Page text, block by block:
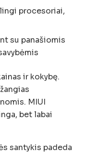
procesoriai,
su panašiomis
ir kokybę.
MIUI
bet labai
santykis padeda